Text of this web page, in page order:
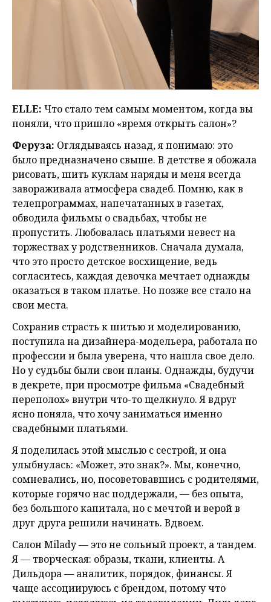
ELLE: Что стало тем самым моментом, когда вы
поняли, что пришло «время открыть салон»?
Феруза: Оглядываясь назад, я понимаю: это
было предназначено свыше. В детстве я обожала
рисовать, шить куклам наряды и меня всегда
завораживала атмосфера свадеб. Помню, как в
телепрограммах, напечатанных в газетах,
обводила фильмы о свадьбах, чтобы не
пропустить. Любовалась платьями невест на
торжествах у родственников. Сначала думала,
что это просто детское восхищение, ведь
согласитесь, каждая девочка мечтает однажды
оказаться в таком платье. Но позже все стало на
свои места.
Сохранив страсть к шитью и моделированию,
поступила на дизайнера-модельера, работала по
профессии и была уверена, что нашла свое дело.
Но у судьбы были свои планы. Однажды, будучи
в декрете, при просмотре фильма «Свадебный
переполох» внутри что-то щелкнуло. Я вдруг
ясно поняла, что хочу заниматься именно
свадебными платьями.
Я поделилась этой мыслью с сестрой, и она
улыбнулась: «Может, это знак?». Мы, конечно,
сомневались, но, посоветовавшись с родителями,
которые горячо нас поддержали, — без опыта,
без большого капитала, но с мечтой и верой в
друг друга решили начинать. Вдвоем.
Салон Milady — это не сольный проект, а тандем.
Я — творческая: образы, ткани, клиенты. А
Дильдора — аналитик, порядок, финансы. Я
чаще ассоциируюсь с брендом, потому что